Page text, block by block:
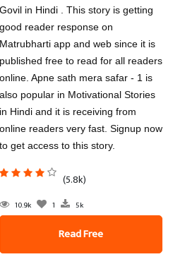
Govil in Hindi . This story is getting
good reader response on
Matrubharti app and web since it is
published free to read for all readers
online. Apne sath mera safar - 1 is
also popular in Motivational Stories
in Hindi and it is receiving from
online readers very fast. Signup now
to get access to this story.
(5.8k)
10.9k 1 5k
Read Free